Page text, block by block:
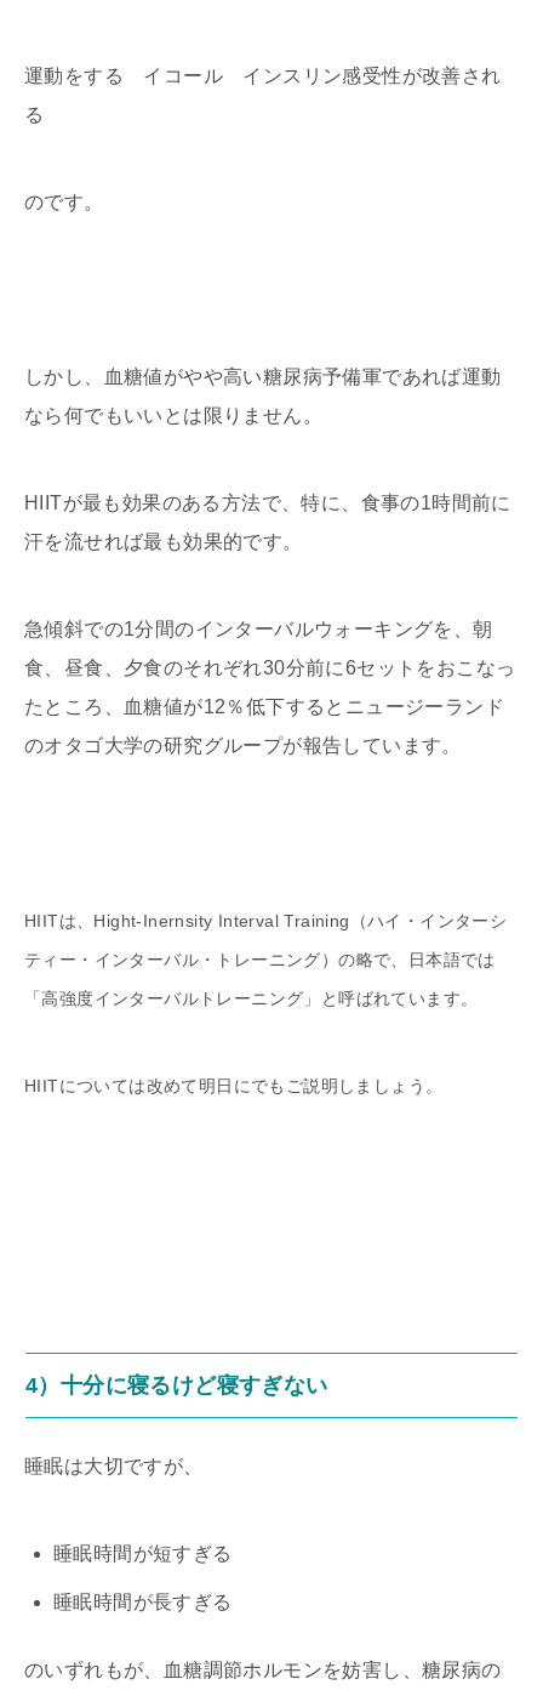
運動をする イコール インスリン感受性が改善され
る
のです。
しかし、血糖値がやや高い糖尿病予備軍であれば運動
なら何でもいいとは限りません。
HIITが最も効果のある方法で、特に、食事の1時間前に
汗を流せれば最も効果的です。
急傾斜での1分間のインターバルウォーキングを、朝
食、昼食、夕食のそれぞれ30分前に6セットをおこなっ
たところ、血糖値が12％低下するとニュージーランド
のオタゴ大学の研究グループが報告しています。
HIITは、Hight-Inernsity Interval Training（ハイ・インターシ
ティー・インターバル・トレーニング）の略で、日本語では
「高強度インターバルトレーニング」と呼ばれています。
HIITについては改めて明日にでもご説明しましょう。
4）十分に寝るけど寝すぎない
睡眠は大切ですが、
睡眠時間が短すぎる
睡眠時間が長すぎる
のいずれもが、血糖調節ホルモンを妨害し、糖尿病の